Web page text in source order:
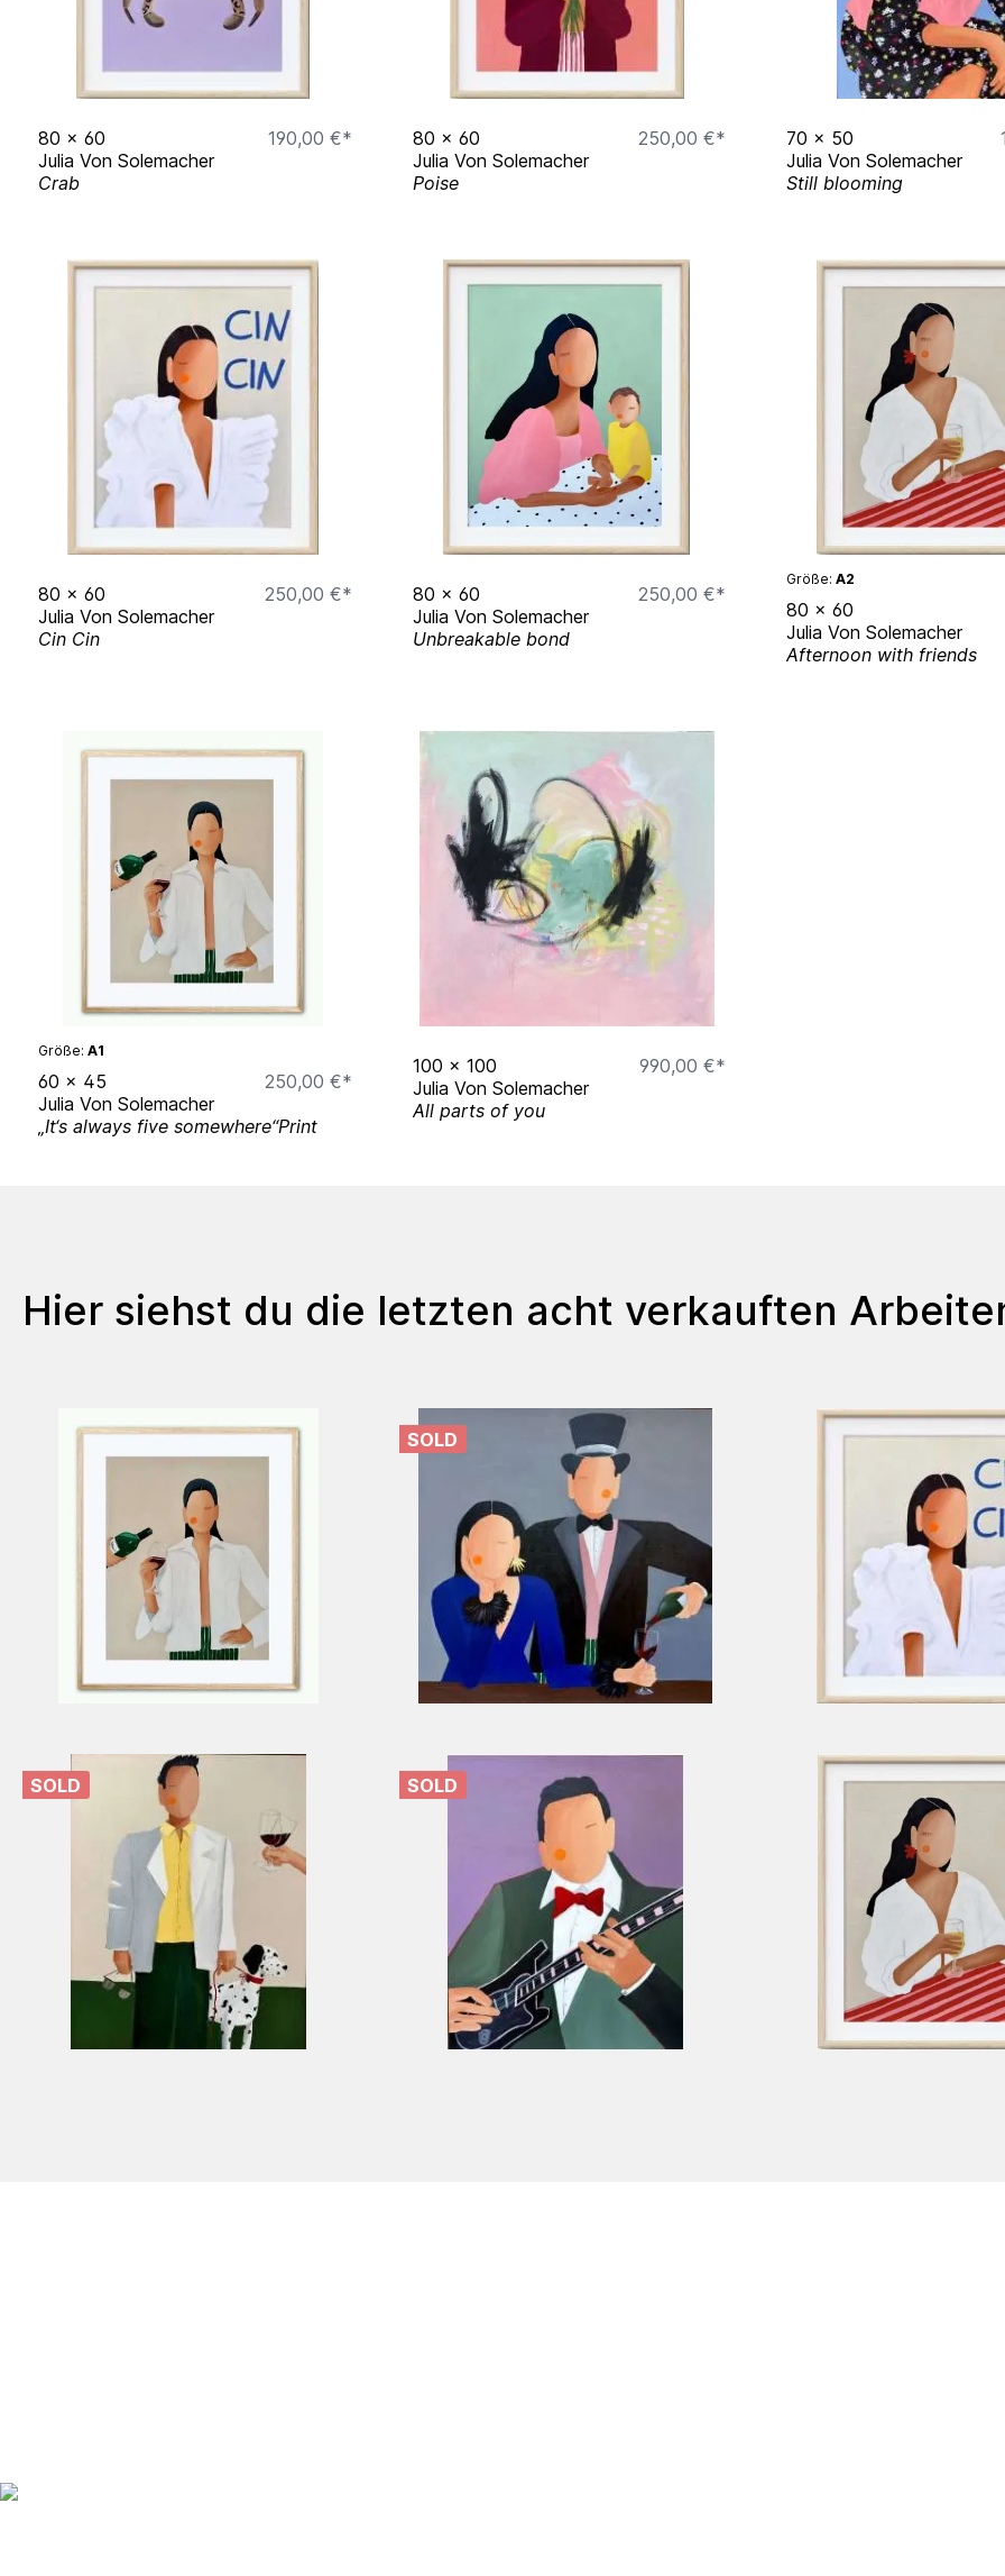
80 x 60
190,00 €*
Julia Von Solemacher
Crab
80 x 60
250,00 €*
Julia Von Solemacher
Poise
70 x 50
Julia Von Solemacher
Still blooming
80 x 60
250,00 €*
Julia Von Solemacher
Cin Cin
80 x 60
250,00 €*
Julia Von Solemacher
Unbreakable bond
Größe: A2
80 x 60
Julia Von Solemacher
Afternoon with friends
Größe: A1
60 x 45
250,00 €*
Julia Von Solemacher
„It‘s always five somewhere“Print
100 x 100
990,00 €*
Julia Von Solemacher
All parts of you
Hier siehst du die letzten acht verkauften
SOLD
SOLD SOLD